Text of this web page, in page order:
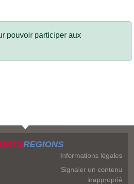
pouvoir participer aux
REGIONS
Informations légales
Signaler un contenu
inapproprié